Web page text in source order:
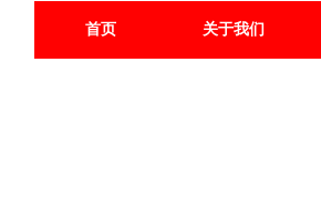
首页 关于我们